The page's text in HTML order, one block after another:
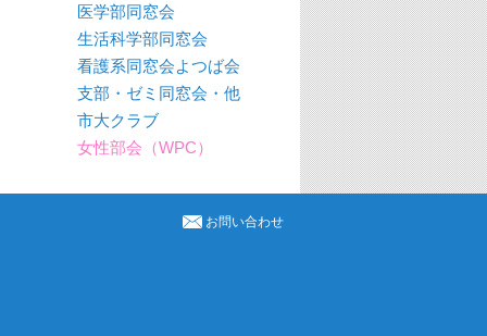
医学部同窓会
生活科学部同窓会
看護系同窓会よつば会
支部・ゼミ同窓会・他
市大クラブ
女性部会（WPC）
お問い合わせ